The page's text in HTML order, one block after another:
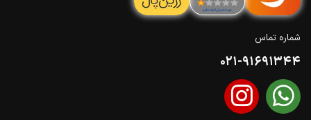
شماره تماس
021-91691344